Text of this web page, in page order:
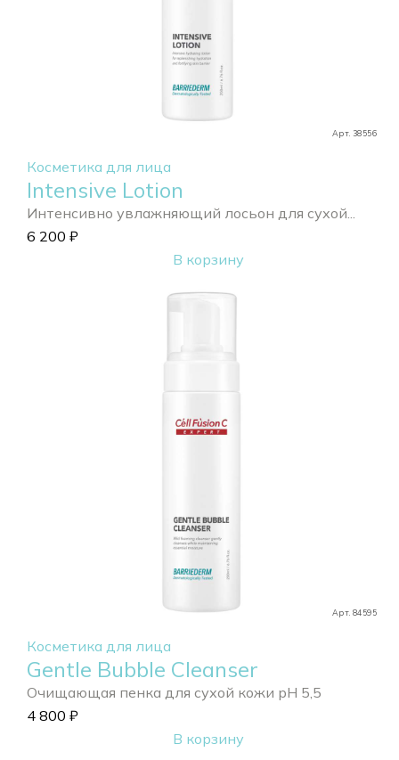
Арт. 38556
Косметика для лица
Intensive Lotion
Интенсивно увлажняющий лосьон для сухой...
6 200 ₽
В корзину
Арт. 84595
Косметика для лица
Gentle Bubble Cleanser
Очищающая пенка для сухой кожи pH 5,5
4 800 ₽
В корзину